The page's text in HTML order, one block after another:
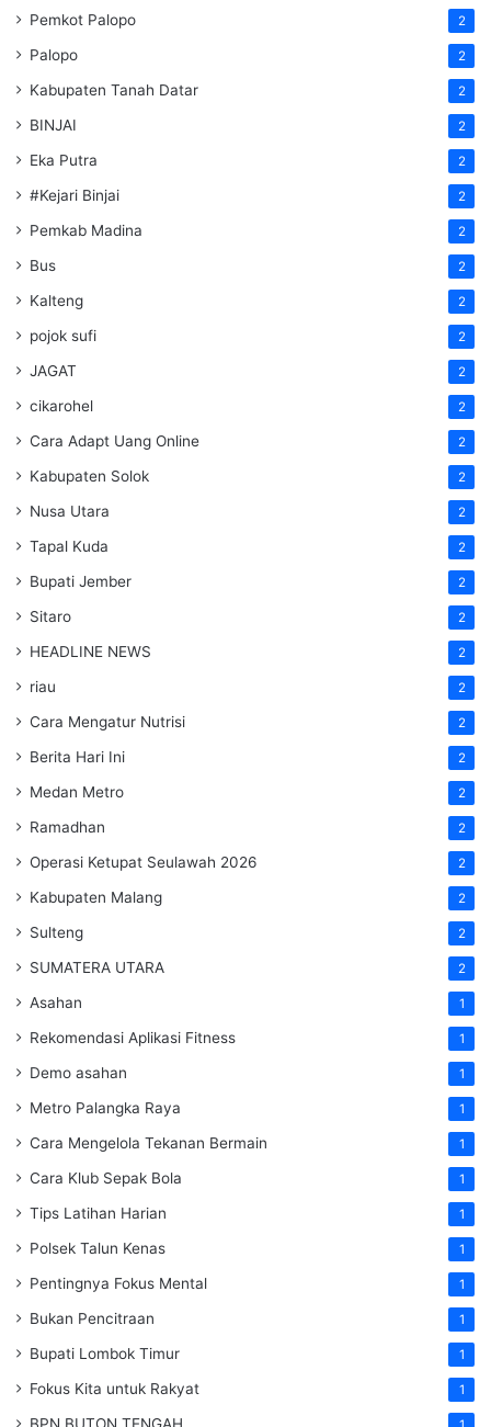
Pemkot Palopo 2
Palopo 2
Kabupaten Tanah Datar 2
BINJAI 2
Eka Putra 2
#Kejari Binjai 2
Pemkab Madina 2
Bus 2
Kalteng 2
pojok sufi 2
JAGAT 2
cikarohel 2
Cara Adapt Uang Online 2
Kabupaten Solok 2
Nusa Utara 2
Tapal Kuda 2
Bupati Jember 2
Sitaro 2
HEADLINE NEWS 2
riau 2
Cara Mengatur Nutrisi 2
Berita Hari Ini 2
Medan Metro 2
Ramadhan 2
Operasi Ketupat Seulawah 2026 2
Kabupaten Malang 2
Sulteng 2
SUMATERA UTARA 2
Asahan 1
Rekomendasi Aplikasi Fitness 1
Demo asahan 1
Metro Palangka Raya 1
Cara Mengelola Tekanan Bermain 1
Cara Klub Sepak Bola 1
Tips Latihan Harian 1
Polsek Talun Kenas 1
Pentingnya Fokus Mental 1
Bukan Pencitraan 1
Bupati Lombok Timur 1
Fokus Kita untuk Rakyat 1